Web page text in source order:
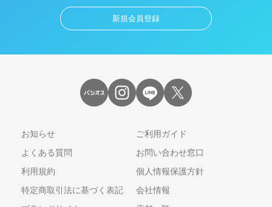
新規会員登録
お知らせ
ご利用ガイド
よくある質問
お問い合わせ窓口
利用規約
個人情報保護方針
特定商取引法に基づく表記
会社情報